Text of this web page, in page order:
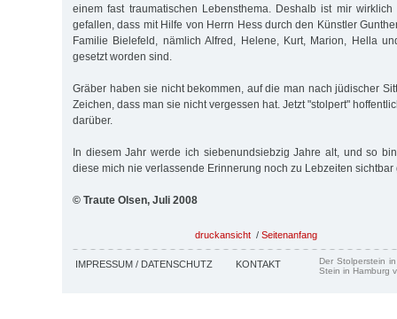
einem fast traumatischen Lebensthema. Deshalb ist mir
gefallen, dass mit Hilfe von Herrn Hess durch den Künstler
Familie Bielefeld, nämlich Alfred, Helene, Kurt, Marion, Hella
gesetzt worden sind.
Gräber haben sie nicht bekommen, auf die man nach jüdischer
Zeichen, dass man sie nicht vergessen hat. Jetzt "stolpert"
darüber.
In diesem Jahr werde ich siebenundsiebzig Jahre alt, und so
diese mich nie verlassende Erinnerung noch zu Lebzeiten sichtbar
© Traute Olsen, Juli 2008
druckansicht / Seitenanfang
IMPRESSUM / DATENSCHUTZ KONTAKT
Der Stolperstein
Stein in Hamburg